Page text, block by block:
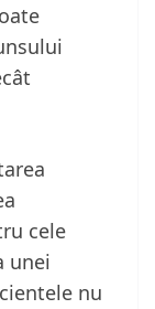
cele
unei
nu